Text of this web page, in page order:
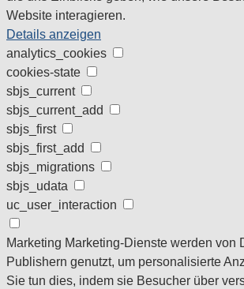
Website interagieren.
Details anzeigen
analytics_cookies
cookies-state
sbjs_current
sbjs_current_add
sbjs_first
sbjs_first_add
sbjs_migrations
sbjs_udata
uc_user_interaction
Marketing Marketing-Dienste werden von
Publishern genutzt, um personalisierte
Sie tun dies, indem sie Besucher über